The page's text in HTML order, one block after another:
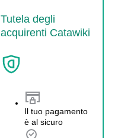
Tutela degli
acquirenti Catawiki
Il tuo pagamento
è al sicuro